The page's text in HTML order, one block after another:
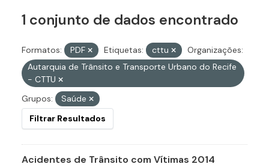
1 conjunto de dados encontrado
Formatos: PDF Etiquetas: cttu
Organizações:
Autarquia de Trânsito e Transporte Urbano do Recife
- CTTU
Grupos:
Saúde
Filtrar Resultados
Acidentes de Trânsito com Vítimas 2014